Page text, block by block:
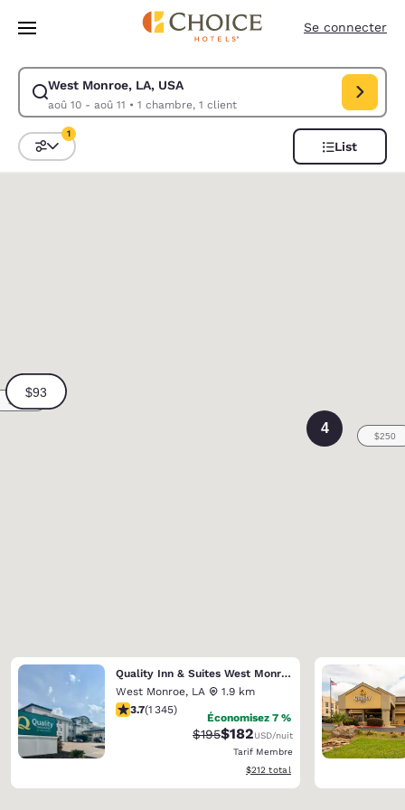
Sauter à Contenu Principal
Se connecter
West Monroe, LA, USA
aoû 10 - aoû 11 • 1 chambre, 1 client
Modifier la recherche pour West Monroe, LA, USA. Date d’arrivée aoû
Triez et filtrez
1
List
4
Quality Inn & Suites West Monroe
West Monroe, LA
1.9 km
3.71 étoiles. Bien. 1345 commentaires
3.7(1 345)
Économisez 7 %
Tarif barré :
$195Tarif réduit :
$182USD/nuit
Tarif Membre
Afficher les détails du total estimé
$212 total